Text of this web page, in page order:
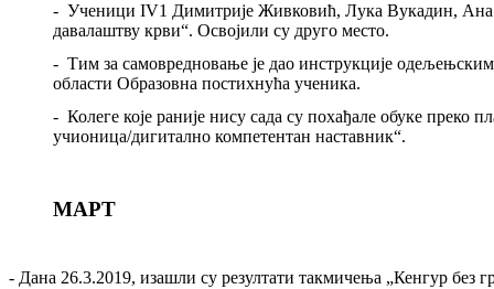
- Ученици IV1 Димитрије Живковић, Лука Вукадин,
давалаштву крви“. Освојили су друго место.
- Тим за самовредновање је дао инструкције
области Образовна постихнућа ученика.
- Колеге које раније нису сада су похађале обуке
учионица/дигитално компетентан наставник“.
МАРТ
- Дана 26.3.2019, изашли су резултати такмичења „Кенгур без